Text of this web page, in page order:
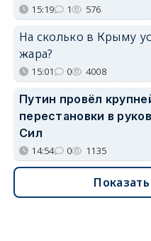
15:19 1 576
На сколько в Крыму
жара?
15:01 0 4008
Путин провёл
перестановки в
Сил
14:54 0 1135